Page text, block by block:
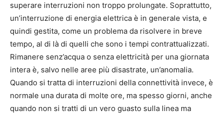
superare interruzioni non troppo prolungate. Soprattutto,
un’interruzione di energia elettrica è in generale vista, e
quindi gestita, come un problema da risolvere in breve
tempo, al di là di quelli che sono i tempi contrattualizzati.
Rimanere senz’acqua o senza elettricità per una giornata
intera è, salvo nelle aree più disastrate, un’anomalia.
Quando si tratta di interruzioni della connettività invece, è
normale una durata di molte ore, ma spesso giorni, anche
quando non si tratti di un vero guasto sulla linea ma